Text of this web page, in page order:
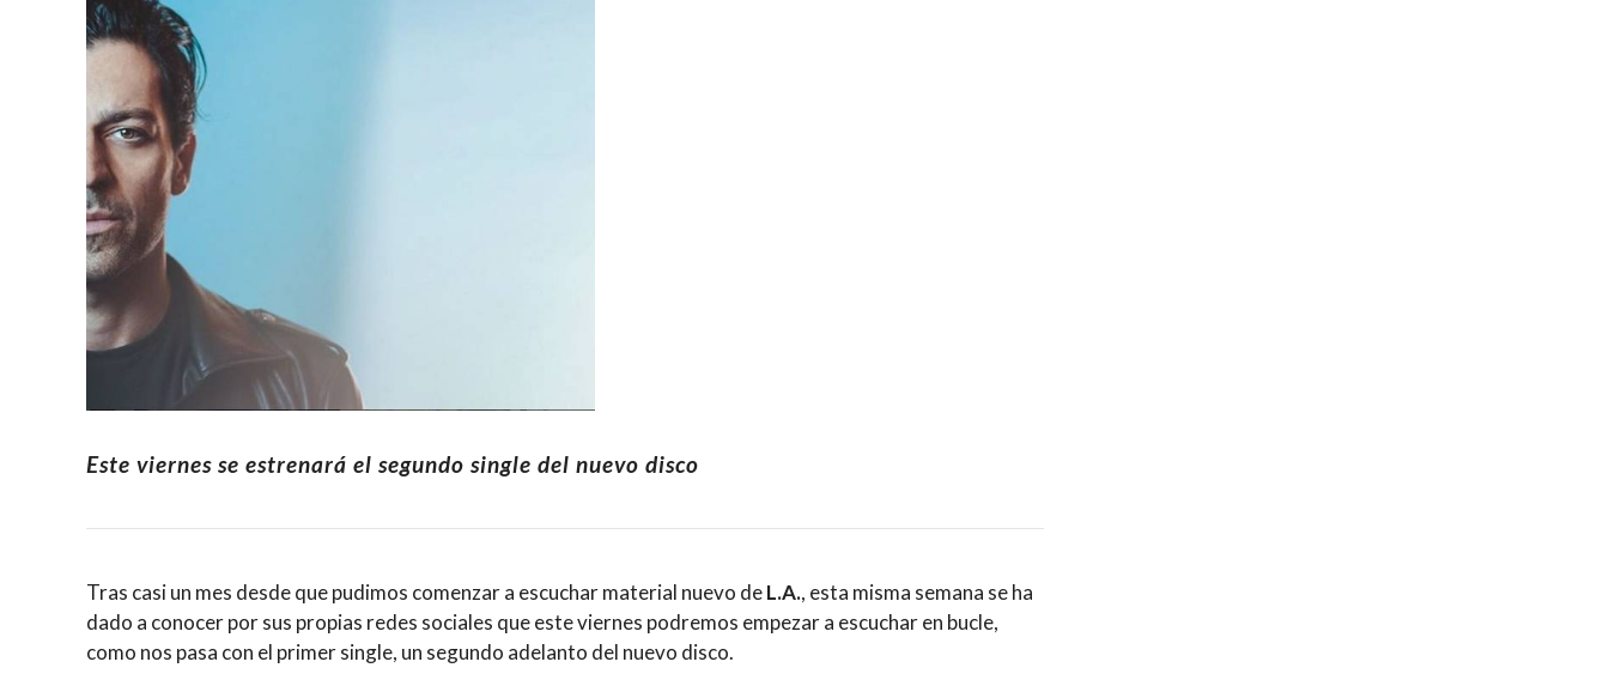
Este viernes se estrenará el segundo single del nuevo disco
Tras casi un mes desde que pudimos comenzar a escuchar material nuevo deL.A., esta misma semana se ha
dado a conocer por sus propias redes sociales que este viernes podremos empezar a escuchar en bucle,
como nos pasa con el primer single, un segundo adelanto del nuevo disco.